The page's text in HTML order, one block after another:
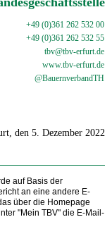
+49 (0)361 262 532 00
+49 (0)361 262 532 55
tbv@tbv-erfurt.de
www.tbv-erfurt.de
@BauernverbandTH
den 5. Dezember 2022
auf Basis der
an eine andere E-
über die Homepage
"Mein TBV" die E-Mail-